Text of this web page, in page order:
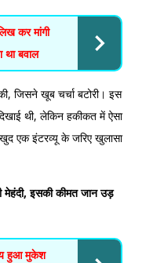
कर मांगी
था बवाल
जिसने खूब चर्चा बटोरी। इस
थी, लेकिन हकीकत में ऐसा
खुद एक इंटरव्यू के जरिए खुलासा
इसकी कीमत जान उड़
हुआ मुकेश